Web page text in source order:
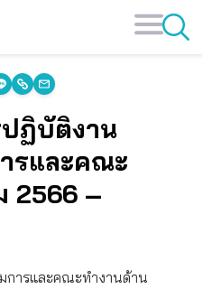
ฏิบัติงาน
รและคณะ
2566 –
การและคณะทำงานด้าน